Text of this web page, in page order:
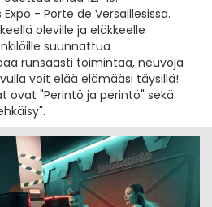
- Porte de Versaillesissa.
oleville ja eläkkeelle
suunnattua
runsaasti toimintaa, neuvoja
voit elää elämääsi täysillä!
ovat "Perintö ja perintö" sekä